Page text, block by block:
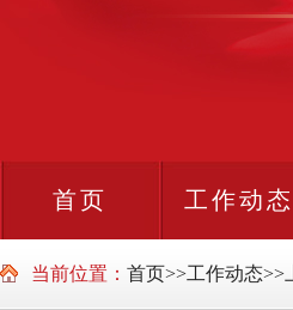
首页 工作动态
当前位置： 首页>>工作动态>>